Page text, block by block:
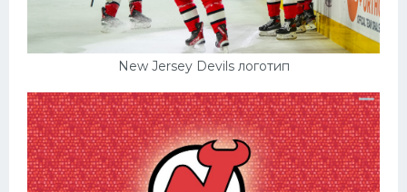
New Jersey Devils логотип